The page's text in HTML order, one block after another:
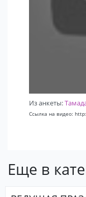
Из анкеты:
Ссылка на видео:
Еще в